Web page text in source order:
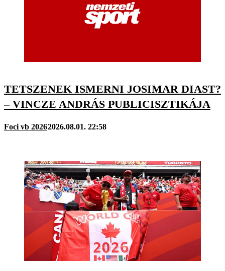
TETSZENEK ISMERNI JOSIMAR DIAST?
– VINCZE ANDRÁS PUBLICISZTIKÁJA
Foci vb 20262026.08.01. 22:58